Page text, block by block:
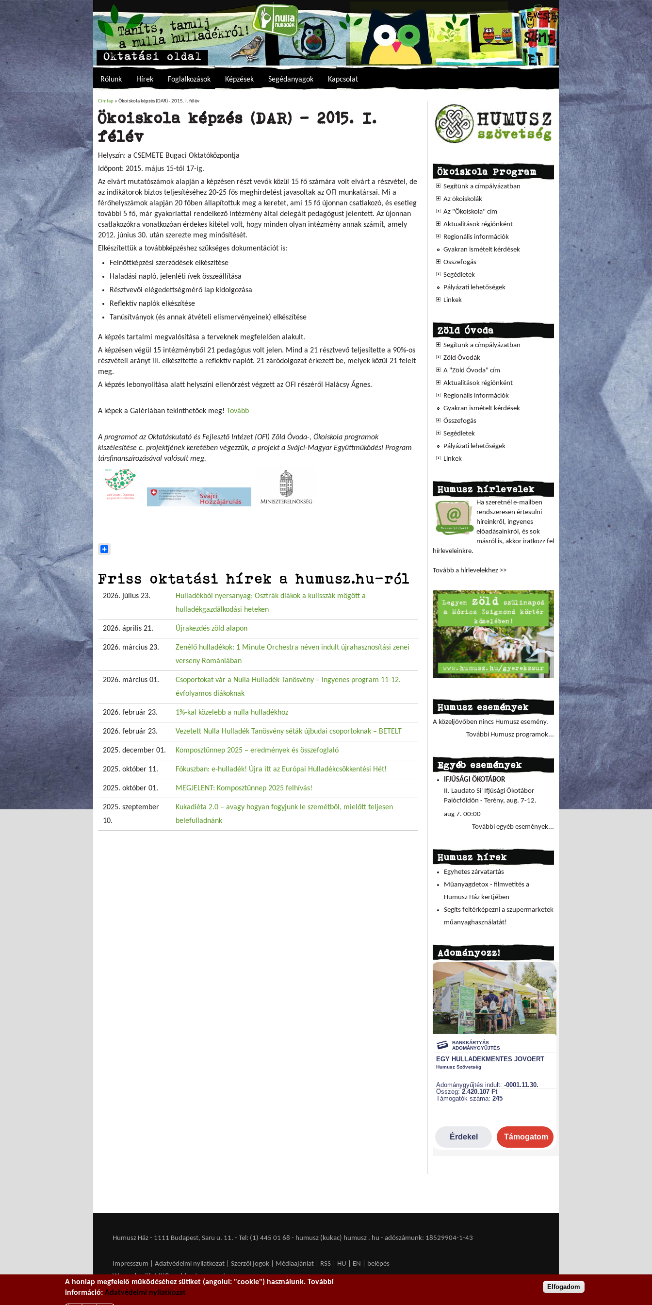
Rólunk Hírek Foglalkozások Képzések Segédanyagok Kapcsolat
Jelenlegi hely
Címlap » Ökoiskola képzés (DAR) - 2015. I. félév
Ökoiskola képzés (DAR) - 2015. I.
félév
Helyszín: a CSEMETE Bugaci Oktatóközpontja
Időpont: 2015. május 15-től 17-ig.
Az elvárt mutatószámok alapján a képzésen részt vevők közül 15 fő számára volt elvárt a részvétel, de
az indikátorok biztos teljesítéséhez 20-25 fős meghirdetést javasoltak az OFI munkatársai. Mi a
férőhelyszámok alapján 20 főben állapítottuk meg a keretet, ami 15 fő újonnan csatlakozó, és esetleg
további 5 fő, már gyakorlattal rendelkező intézmény által delegált pedagógust jelentett. Az újonnan
csatlakozókra vonatkozóan érdekes kitétel volt, hogy minden olyan intézmény annak számít, amely
2012. június 30. után szerezte meg minősítését.
Elkészítettük a továbbképzéshez szükséges dokumentációt is:
Felnőttképzési szerződések elkészítése
Haladási napló, jelenléti ívek összeállítása
Résztvevői elégedettségmérő lap kidolgozása
Reflektív naplók elkészítése
Tanúsítványok (és annak átvételi elismervényeinek) elkészítése
A képzés tartalmi megvalósítása a terveknek megfelelően alakult.
A képzésen végül 15 intézményből 21 pedagógus volt jelen. Mind a 21 résztvevő teljesítette a 90%-os
részvételi arányt ill. elkészítette a reflektív naplót. 21 záródolgozat érkezett be, melyek közül 21 felelt
meg.
A képzés lebonyolítása alatt helyszíni ellenőrzést végzett az OFI részéről Halácsy Ágnes.
A képek a Galériában tekinthetőek meg! Tovább
A programot az Oktatáskutató és Fejlesztő Intézet (OFI) Zöld Óvoda-, Ökoiskola programok
kiszélesítése c. projektjének keretében végezzük, a projekt a Svájci-Magyar Együttműködési Program
társfinanszírozásával valósult meg.
Friss oktatási hírek a humusz.hu-ról
2026. július 23.
Hulladékból nyersanyag: Osztrák diákok a kulisszák mögött a
hulladékgazdálkodási heteken
2026. április 21. Újrakezdés zöld alapon
2026. március 23.
Zenélő hulladékok: 1 Minute Orchestra néven indult újrahasznosítási zenei
verseny Romániában
2026. március 01.
Csoportokat vár a Nulla Hulladék Tanösvény – ingyenes program 11-12.
évfolyamos diákoknak
2026. február 23. 1%-kal közelebb a nulla hulladékhoz
2026. február 23. Vezetett Nulla Hulladék Tanösvény séták újbudai csoportoknak – BETELT
2025. december 01. Komposztünnep 2025 – eredmények és összefoglaló
2025. október 11. Fókuszban: e-hulladék! Újra itt az Európai Hulladékcsökkentési Hét!
2025. október 01. MEGJELENT: Komposztünnep 2025 felhívás!
2025. szeptember
10.
Kukadiéta 2.0 – avagy hogyan fogyjunk le szemétből, mielőtt teljesen
belefulladnánk
Ökoiskola Program
Segítünk a címpályázatban
Az ökoiskolák
Az "Ökoiskola" cím
Aktualitások régiónként
Regionális információk
Gyakran ismételt kérdések
Összefogás
Segédletek
Pályázati lehetőségek
Linkek
Zöld Óvoda
Segítünk a címpályázatban
Zöld Óvodák
A "Zöld Óvoda" cím
Aktualitások régiónként
Regionális információk
Gyakran ismételt kérdések
Összefogás
Segédletek
Pályázati lehetőségek
Linkek
Humusz hírlevelek
Ha szeretnél e-mailben
rendszeresen értesülni
híreinkről, ingyenes
előadásainkról, és sok
másról is, akkor iratkozz fel
hírleveleinkre.
Tovább a hírlevelekhez >>
Humusz események
A közeljövőben nincs Humusz esemény.
További Humusz programok...
Egyéb események
IFJÚSÁGI ÖKOTÁBOR
II. Laudato Si' Ifjúsági Ökotábor
Palócföldön - Terény, aug. 7-12.
aug 7. 00:00
További egyéb események...
Humusz hírek
Egyhetes zárvatartás
Műanyagdetox - filmvetítés a
Humusz Ház kertjében
Segíts feltérképezni a szupermarketek
műanyaghasználatát!
Adományozz!
Humusz Ház - 1111 Budapest, Saru u. 11. - Tel: (1) 445 01 68 - humusz (kukac) humusz . hu - adószámunk: 18529904-1-43
Impresszum Adatvédelmi nyilatkozat Szerzői jogok Médiaajánlat RSS HU EN
belépés
We work withMXGuarddogto prevent spam.
A honlap megfelelő működéséhez sütiket (angolul: "cookie") használunk. További
információ:Adatvédelmi nyilatkozat
Elfogadom